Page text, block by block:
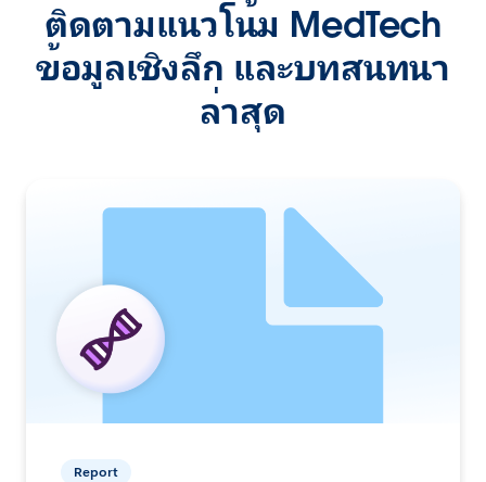
ติดตามแนวโน้ม MedTech
ข้อมูลเชิงลึก และบทสนทนา
ล่าสุด
Report